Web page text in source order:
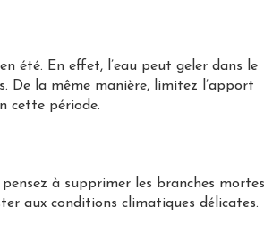
été. En effet, l’eau peut geler dans le
De la même manière, limitez l’apport
cette période.
à supprimer les branches
aux conditions climatiques délicates.